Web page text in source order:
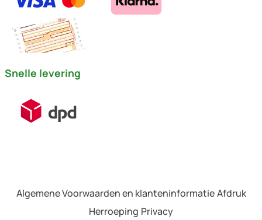
Snelle levering
Algemene Voorwaarden en klanteninformatie Afdruk
Herroeping Privacy